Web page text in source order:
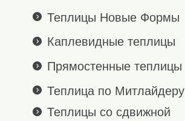
Теплицы Новые Формы
Каплевидные теплицы
Прямостенные теплицы
Теплица по Митлайдеру
Теплицы со сдвижной